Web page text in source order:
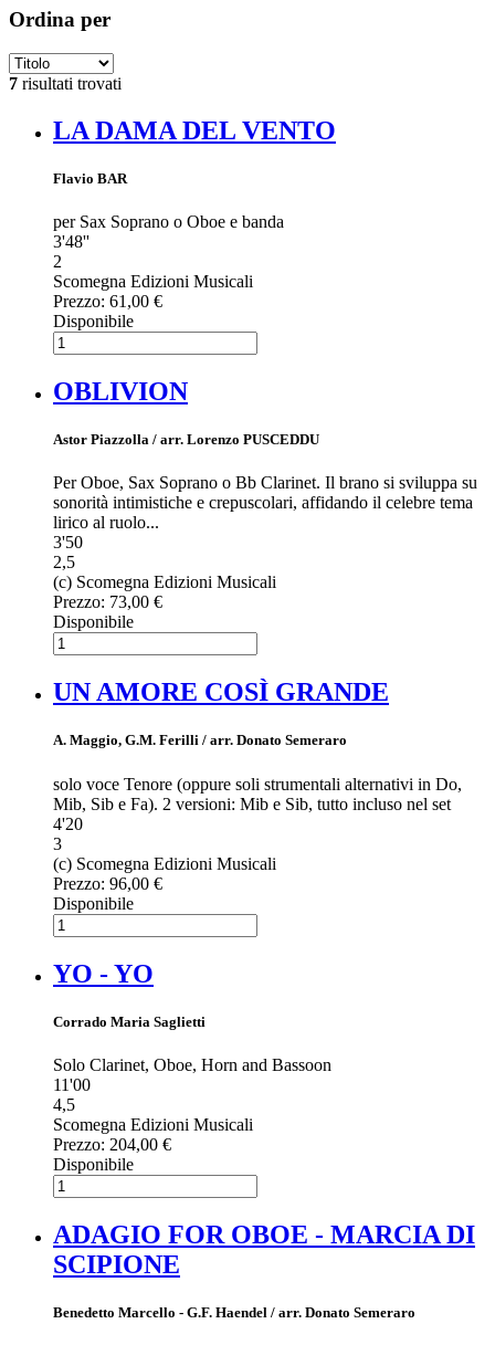
Ordina per
7 risultati trovati
LA DAMA DEL VENTO
Flavio BAR
per Sax Soprano o Oboe e banda
3'48''
2
Scomegna Edizioni Musicali
Prezzo: 61,00 €
Disponibile
OBLIVION
Astor Piazzolla / arr. Lorenzo PUSCEDDU
Per Oboe, Sax Soprano o Bb Clarinet. Il brano si sviluppa su
sonorità intimistiche e crepuscolari, affidando il celebre tema
lirico al ruolo...
3'50
2,5
(c) Scomegna Edizioni Musicali
Prezzo: 73,00 €
Disponibile
UN AMORE COSÌ GRANDE
A. Maggio, G.M. Ferilli / arr. Donato Semeraro
solo voce Tenore (oppure soli strumentali alternativi in Do,
Mib, Sib e Fa). 2 versioni: Mib e Sib, tutto incluso nel set
4'20
3
(c) Scomegna Edizioni Musicali
Prezzo: 96,00 €
Disponibile
YO - YO
Corrado Maria Saglietti
Solo Clarinet, Oboe, Horn and Bassoon
11'00
4,5
Scomegna Edizioni Musicali
Prezzo: 204,00 €
Disponibile
ADAGIO FOR OBOE - MARCIA DI
SCIPIONE
Benedetto Marcello - G.F. Haendel / arr. Donato Semeraro